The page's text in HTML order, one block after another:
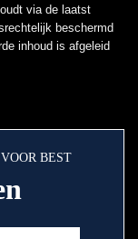
via de laatst
beschermd
inhoud is afgeleid
BEST